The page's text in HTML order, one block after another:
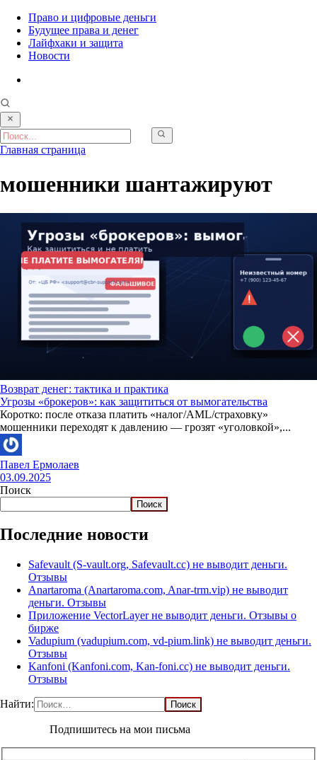
Право и цифровые деньги
Будущее права и денег
Лайфхаки и защита
Новости
Главная страница
мошенники шантажируют
Возврат денег: тактика и практика
Угрозы «брокеров»: как защититься от вымогательства
Коротко: после отказа платить «налог/AML/страховку»
мошенники переходят к давлению — грозят «уголовкой»,...
Павел Ермолаев
03.09.2025
Поиск
Поиск
Последние новости
Safevault (S-vault.org, Safevault.cc) не выводит деньги.
Отзывы
Anartaroma (Anartaroma.com, Anar-trm.vip) не выводит
деньги. Отзывы
Приложение VectorLayer не выводит деньги. Отзывы о
бирже
Vadupium (vadupium.com, vd-pium.link) не выводит деньги.
Отзывы
Kanfoni (Kanfoni.com, Kan-foni.cc) не выводит деньги.
Отзывы
Найти:
Подпишитесь на мои письма